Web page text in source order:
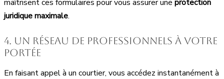
maîtrisent ces formulaires pour vous assurer une protection
juridique maximale.
4. Un réseau de professionnels à votre
portée
En faisant appel à un courtier, vous accédez instantanément à